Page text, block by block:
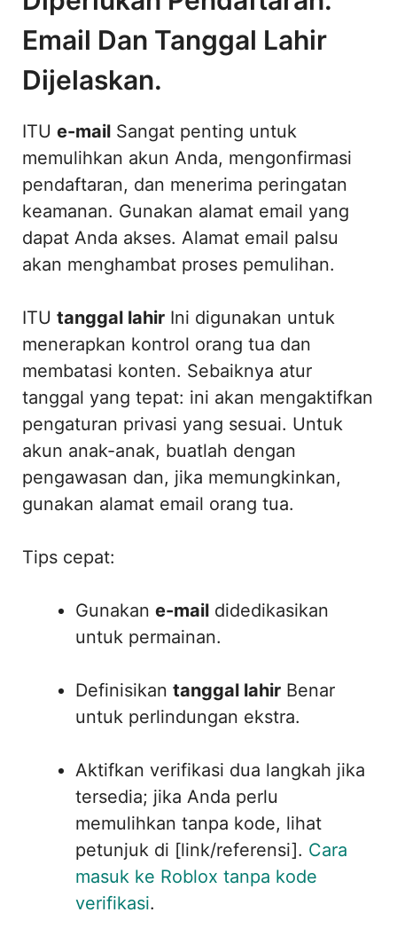
Email Dan Tanggal Lahir
Dijelaskan.
ITU e-mail Sangat penting untuk
memulihkan akun Anda, mengonfirmasi
pendaftaran, dan menerima peringatan
keamanan. Gunakan alamat email yang
dapat Anda akses. Alamat email palsu
akan menghambat proses pemulihan.
ITU tanggal lahir Ini digunakan untuk
menerapkan kontrol orang tua dan
membatasi konten. Sebaiknya atur
tanggal yang tepat: ini akan mengaktifkan
pengaturan privasi yang sesuai. Untuk
akun anak-anak, buatlah dengan
pengawasan dan, jika memungkinkan,
gunakan alamat email orang tua.
Tips cepat:
Gunakan e-mail didedikasikan
untuk permainan.
Definisikan tanggal lahir Benar
untuk perlindungan ekstra.
Aktifkan verifikasi dua langkah jika
tersedia; jika Anda perlu
memulihkan tanpa kode, lihat
petunjuk di [link/referensi]. Cara
masuk ke Roblox tanpa kode
verifikasi.